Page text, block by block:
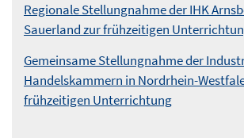
Regionale Stellungnahme der IHK
Sauerland zur frühzeitigen
Gemeinsame Stellungnahme der
Handelskammern in Nordrhein-
frühzeitigen Unterrichtung